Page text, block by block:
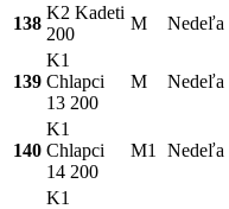
138
K2 Kadeti
200
M Nedeľa
139
K1
Chlapci
13 200
M Nedeľa
140
K1
Chlapci
14 200
M1 Nedeľa
K1